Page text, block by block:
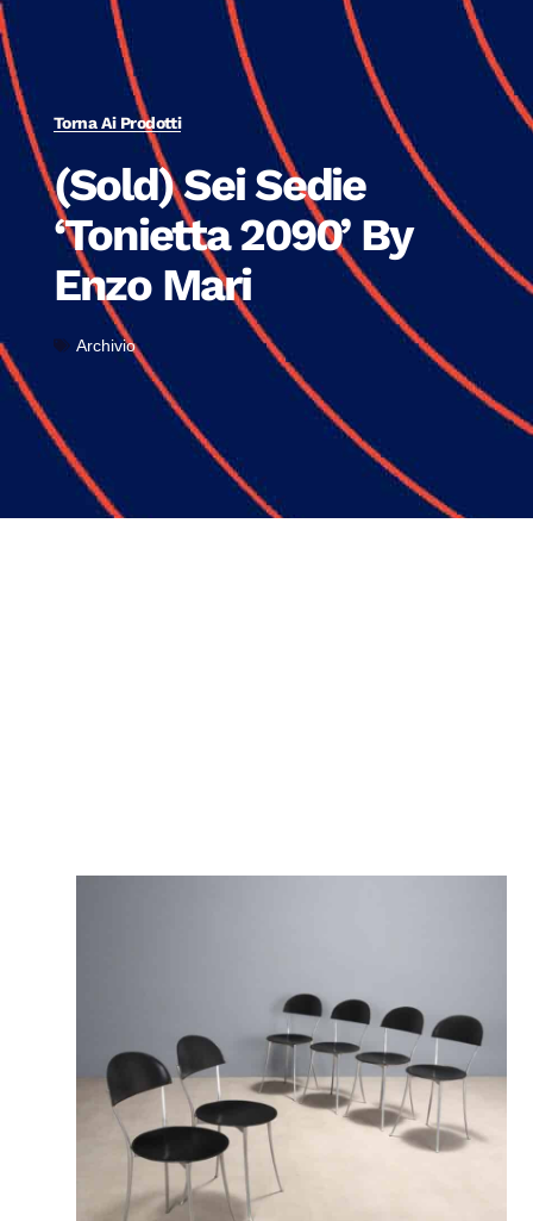
Torna Ai Prodotti
(Sold) Sei Sedie
‘Tonietta 2090’ By
Enzo Mari
Archivio